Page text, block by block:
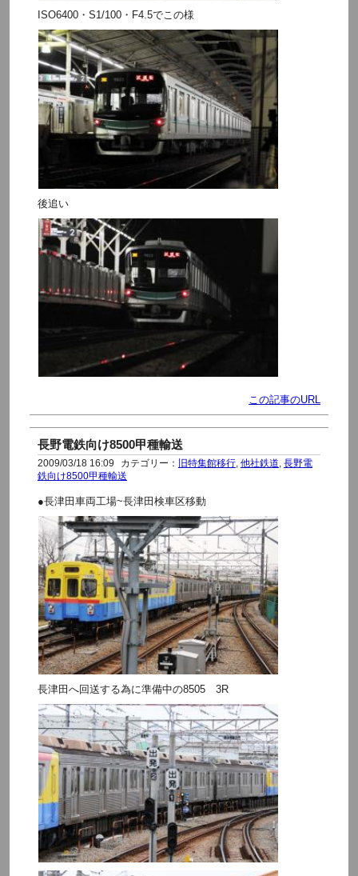
ISO6400・S1/100・F4.5でこの様
後追い
この記事のURL
長野電鉄向け8500甲種輸送
2009/03/18 16:09 カテゴリー： 旧特集館移行, 他社鉄道 長野電
鉄向け8500甲種輸送
●長津田車両工場~長津田検車区移動
長津田へ回送する為に準備中の8505 3R